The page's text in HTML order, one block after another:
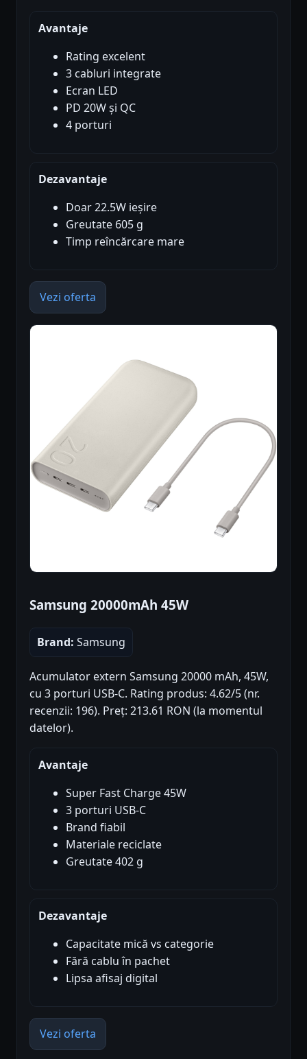
Avantaje
Rating excelent
3 cabluri integrate
Ecran LED
PD 20W și QC
4 porturi
Dezavantaje
Doar 22.5W ieșire
Greutate 605 g
Timp reîncărcare mare
Vezi oferta
Samsung 20000mAh 45W
Brand: Samsung
Acumulator extern Samsung 20000 mAh, 45W,
cu 3 porturi USB-C. Rating produs: 4.62/5 (nr.
recenzii: 196). Preț: 213.61 RON (la momentul
datelor).
Avantaje
Super Fast Charge 45W
3 porturi USB-C
Brand fiabil
Materiale reciclate
Greutate 402 g
Dezavantaje
Capacitate mică vs categorie
Fără cablu în pachet
Lipsa afisaj digital
Vezi oferta